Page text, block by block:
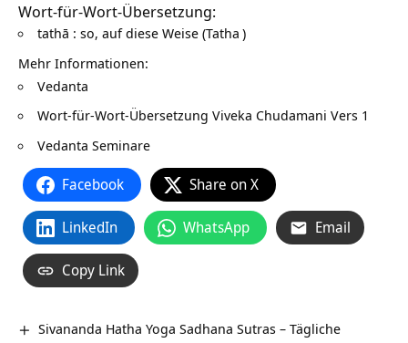
Wort-für-Wort-Übersetzung:
tathā : so, auf diese Weise (Tatha )
Mehr Informationen:
Vedanta
Wort-für-Wort-Übersetzung Viveka Chudamani Vers 1
Vedanta Seminare
Facebook Share on X
LinkedIn WhatsApp Email
Copy Link
Sivananda Hatha Yoga Sadhana Sutras – Tägliche